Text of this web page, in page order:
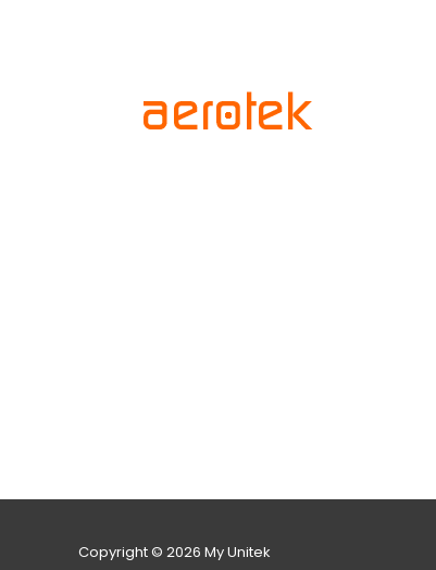
Copyright © 2026 My Unitek